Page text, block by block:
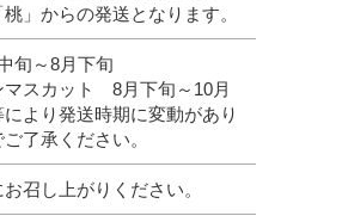
」からの発送となります。
旬～8月下旬
マスカット 8月下旬～10月
より発送時期に変動があり
了承ください。
召し上がりください。